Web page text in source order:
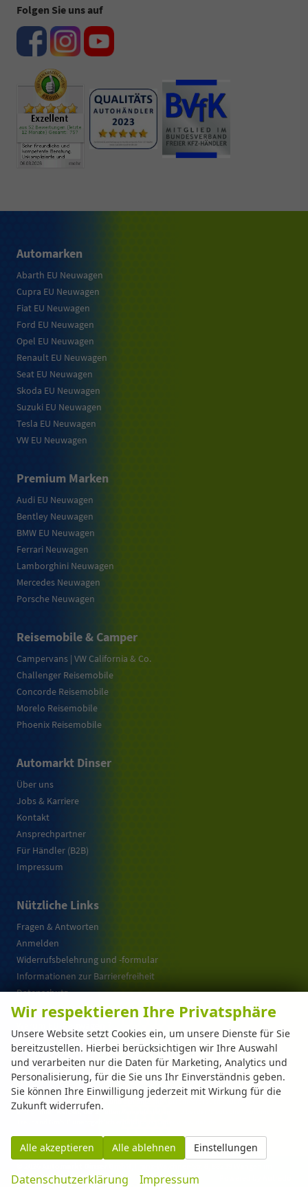
Folgen Sie uns auf
Automarken
Abarth EU Neuwagen
Cupra EU Neuwagen
Fiat EU Neuwagen
Ford EU Neuwagen
Opel EU Neuwagen
Renault EU Neuwagen
Seat EU Neuwagen
Skoda EU Neuwagen
Suzuki EU Neuwagen
Tesla EU Neuwagen
VW EU Neuwagen
Premium Marken
Audi EU Neuwagen
Bentley Neuwagen
BMW EU Neuwagen
Ferrari Neuwagen
Lamborghini Neuwagen
Mercedes Neuwagen
Porsche Neuwagen
Reisemobile & Camper
Campervans | VW California & Co.
Challenger Reisemobile
Concorde Reisemobile
Morelo Reisemobile
Phoenix Reisemobile
Automarkt Dinser
Über uns
Jobs & Karriere
Kontakt
Ansprechpartner
Für Händler (B2B)
Impressum
Nützliche Links
Fragen & Antworten
Anmelden
Widerrufsbelehrung und -formular
Informationen zur Barrierefreiheit
Datenschutz
Cookie-Einstellungen
Weitere Informationen zum offiziellen Kraftstoffverbrauch und zu den offiziellen
spezifischen CO 2 -Emissionen und gegebenenfalls zum Stromverbrauch neuer PKW
können dem 'Leitfaden über den offiziellen Kraftstoffverbrauch, die offiziellen
spezifischen CO 2
-Emissionen und den offiziellen Stromverbrauch neuer PKW'
entnommen werden, der an allen Verkaufsstellen und bei der 'Deutschen Automobil
Allgäu,+49-7522-77114-0
Wir respektieren Ihre Privatsphäre
Unsere Website setzt Cookies ein, um unsere Dienste für Sie
bereitzustellen. Hierbei berücksichtigen wir Ihre Auswahl
und verarbeiten nur die Daten für Marketing, Analytics und
Personalisierung, für die Sie uns Ihr Einverständnis geben.
Sie können Ihre Einwilligung jederzeit mit Wirkung für die
Zukunft widerrufen.
Alle akzeptieren Alle ablehnen Einstellungen
Datenschutzerklärung Impressum